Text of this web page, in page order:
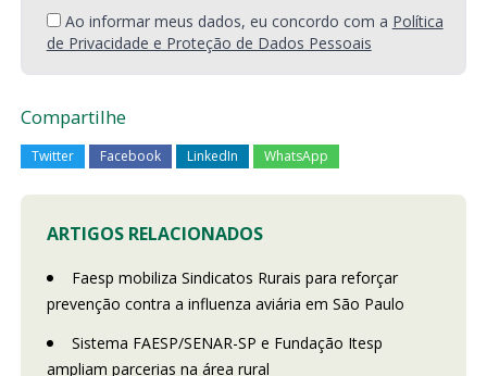
Ao informar meus dados, eu concordo com a Política
de Privacidade e Proteção de Dados Pessoais
Compartilhe
Twitter Facebook LinkedIn WhatsApp
ARTIGOS RELACIONADOS
Faesp mobiliza Sindicatos Rurais para reforçar
prevenção contra a influenza aviária em São Paulo
Sistema FAESP/SENAR-SP e Fundação Itesp
ampliam parcerias na área rural